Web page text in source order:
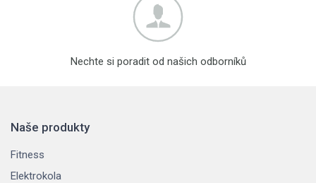
Nechte si poradit od našich odborníků
Naše produkty
Fitness
Elektrokola